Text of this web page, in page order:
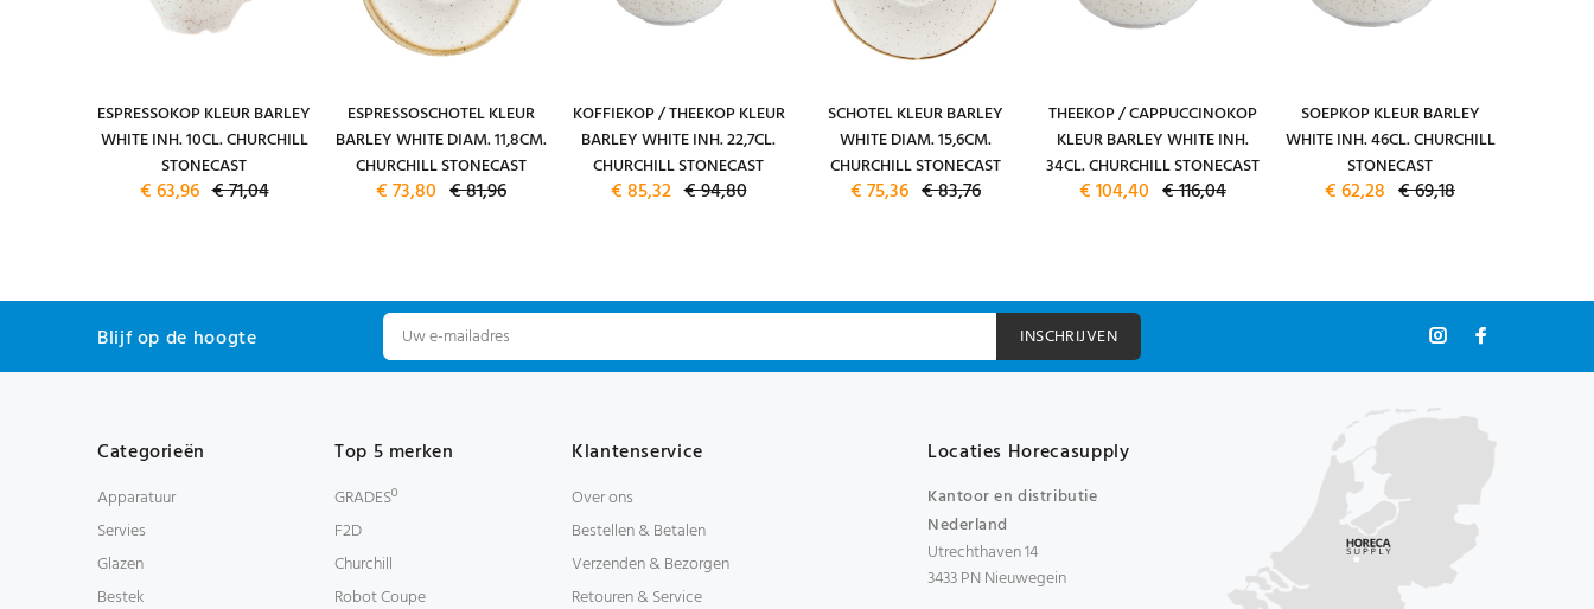
ESPRESSOKOP KLEUR BARLEY
WHITE INH. 10CL. CHURCHILL
STONECAST
€ 63,96 € 71,04
ESPRESSOSCHOTEL KLEUR
BARLEY WHITE DIAM. 11,8CM.
CHURCHILL STONECAST
€ 73,80 € 81,96
KOFFIEKOP / THEEKOP KLEUR
BARLEY WHITE INH. 22,7CL.
CHURCHILL STONECAST
€ 85,32 € 94,80
SCHOTEL KLEUR BARLEY
WHITE DIAM. 15,6CM.
CHURCHILL STONECAST
€ 75,36 € 83,76
THEEKOP / CAPPUCCINOKOP
KLEUR BARLEY WHITE INH.
34CL. CHURCHILL STONECAST
€ 104,40 € 116,04
SOEPKOP KLEUR BARLEY
WHITE INH. 46CL. CHURCHILL
STONECAST
€ 62,28 € 69,18
Blijf op de hoogte INSCHRIJVEN
Categorieën
Apparatuur
Servies
Glazen
Bestek
Top 5 merken
GRADESº
F2D
Churchill
Robot Coupe
Klantenservice
Over ons
Bestellen & Betalen
Verzenden & Bezorgen
Retouren & Service
Locaties Horecasupply
Kantoor en distributie
Nederland
Utrechthaven 14
3433 PN Nieuwegein